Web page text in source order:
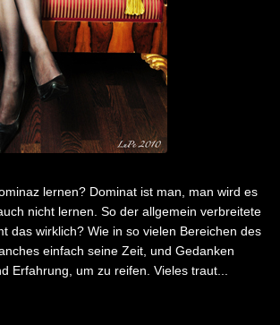
lernen? Dominat ist man, man wird es
nicht lernen. So der allgemein verbreitete
das wirklich? Wie in so vielen Bereichen des
einfach seine Zeit, und Gedanken
Erfahrung, um zu reifen. Vieles traut...